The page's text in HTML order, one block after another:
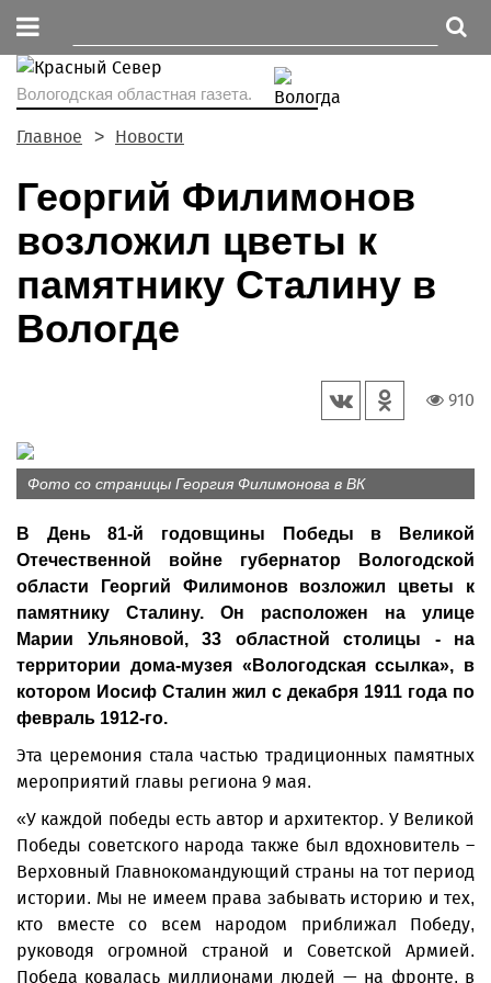
Вологодская областная газета.
Главное Новости
Георгий Филимонов
возложил цветы к
памятнику Сталину в
Вологде
910
Фото со страницы Георгия Филимонова в ВК
В День 81-й годовщины Победы в Великой
Отечественной войне губернатор Вологодской
области Георгий Филимонов возложил цветы к
памятнику Сталину. Он расположен на улице
Марии Ульяновой, 33 областной столицы - на
территории дома-музея «Вологодская ссылка», в
котором Иосиф Сталин жил с декабря 1911 года по
февраль 1912-го.
Эта церемония стала частью традиционных памятных
мероприятий главы региона 9 мая.
«У каждой победы есть автор и архитектор. У Великой
Победы советского народа также был вдохновитель –
Верховный Главнокомандующий страны на тот период
истории. Мы не имеем права забывать историю и тех,
кто вместе со всем народом приближал Победу,
руководя огромной страной и Советской Армией.
Победа ковалась миллионами людей — на фронте, в